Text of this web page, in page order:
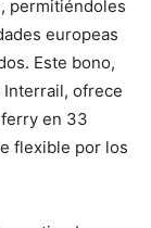
permitiéndoles
europeas
Este bono,
Interrail, ofrece
en 33
flexible por los